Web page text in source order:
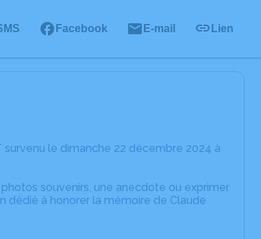
Facebook E-mail Lien
le dimanche 22 décembre 2024 à
souvenirs, une anecdote ou exprimer
dédié à honorer la mémoire de Claude